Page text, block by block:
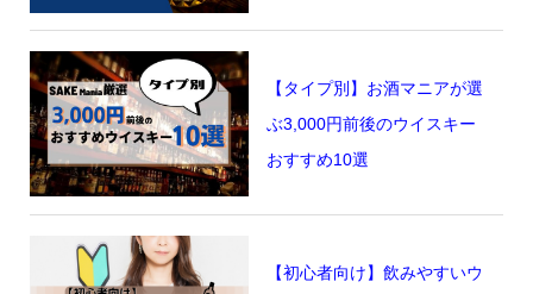
【タイプ別】お酒マニアが選
ぶ3,000円前後のウイスキー
おすすめ10選
【初心者向け】飲みやすいウ